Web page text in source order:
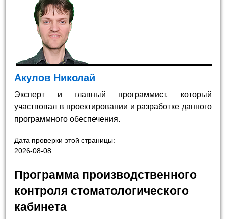
Акулов Николай
Эксперт и главный программист, который
участвовал в проектировании и разработке данного
программного обеспечения.
Дата проверки этой страницы:
2026-08-08
Программа производственного
контроля стоматологического
кабинета